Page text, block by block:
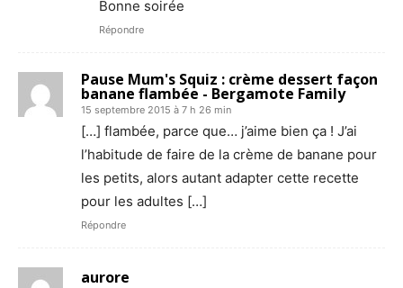
Bonne soirée
Répondre
Pause Mum's Squiz : crème dessert façon
banane flambée - Bergamote Family
15 septembre 2015 à 7 h 26 min
[…] flambée, parce que… j’aime bien ça ! J’ai
l’habitude de faire de la crème de banane pour
les petits, alors autant adapter cette recette
pour les adultes […]
Répondre
aurore